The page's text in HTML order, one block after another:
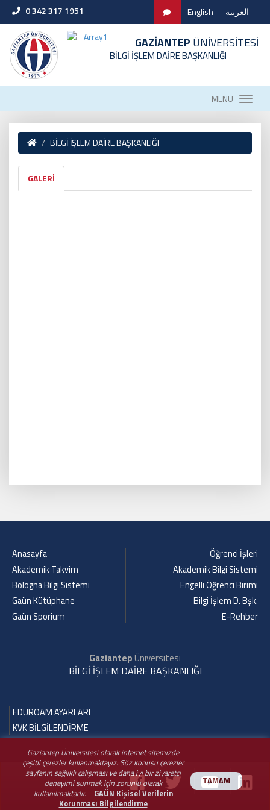
0 342 317 1951 English العربية
GAZİANTEP ÜNİVERSİTESİ
BİLGİ İŞLEM DAİRE BAŞKANLIĞI
MENÜ
Gaziantep Üniversitesi olarak internet sitemizde
çeşitli çerezler kullanmaktayız. Söz konusu çerezler
sayfanın sağlıklı çalışması ve daha iyi bir ziyaretçi
deneyimi sunmak için zorunlu olarak
kullanılmaktadır.
GAÜN Kişisel Verilerin
Korunması Bilgilendirme
TAMAM
BİLGİ İŞLEM DAİRE BAŞKANLIĞI
GALERİ
Anasayfa
Akademik Takvim
Bologna Bilgi Sistemi
Gaün Kütüphane
Gaün Sporium
Öğrenci İşleri
Akademik Bilgi Sistemi
Engelli Öğrenci Birimi
Bilgi İşlem D. Bşk.
E-Rehber
GaziantepÜniversitesi
BİLGİ İŞLEM DAİRE BAŞKANLIĞI
EDUROAM AYARLARI
KVK BİLGİLENDİRME